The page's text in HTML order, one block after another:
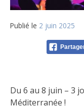
Publié le 2 juin 2025
Du 6 au 8 juin – 3
Méditerranée !